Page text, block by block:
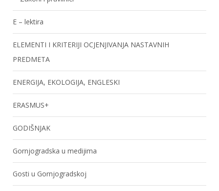
E – lektira
ELEMENTI I KRITERIJI OCJENJIVANJA NASTAVNIH
PREDMETA
ENERGIJA, EKOLOGIJA, ENGLESKI
ERASMUS+
GODIŠNJAK
Gornjogradska u medijima
Gosti u Gornjogradskoj